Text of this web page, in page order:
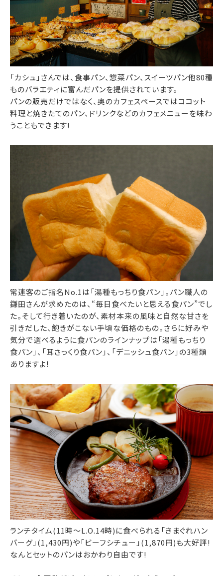
「カシュ」さんでは、食事パン、惣菜パン、スイーツパン他80種
ものバラエティに富んだパンを提供されています。
パンの販売だけではなく、奥のカフェスペースではココット
料理と焼きたてのパン、ドリンクなどのカフェメニューを味わ
うこともできます!
常連客のご指名No.1は「湯種もっちり食パン」。パン職人の
鎌田さんが求めたのは、“毎日食べたいと思える食パン”でし
た。そして行き着いたのが、素材本来の風味と自然な甘さを
引きだした、飽きがこない手頃な価格のもの。さらに好みや
気分で選べるように食パンのラインナップは「湯種もっちり
食パン」、「耳さっくり食パン」、「デニッシュ食パン」の3種類
ありますよ!
ランチタイム(11時～L.O.14時)に食べられる「きまぐれハン
バーグ」(1,430円)や「ビーフシチュー」(1,870円)も大好評!
なんとセットのパンはおかわり自由です!